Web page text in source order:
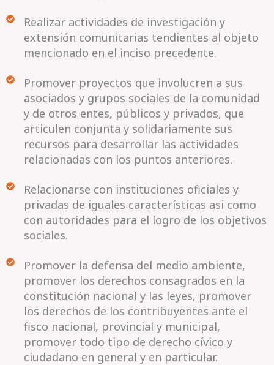
Realizar actividades de investigación y
extensión comunitarias tendientes al objeto
mencionado en el inciso precedente.
Promover proyectos que involucren a sus
asociados y grupos sociales de la comunidad
y de otros entes, públicos y privados, que
articulen conjunta y solidariamente sus
recursos para desarrollar las actividades
relacionadas con los puntos anteriores.
Relacionarse con instituciones oficiales y
privadas de iguales características asi como
con autoridades para el logro de los objetivos
sociales.
Promover la defensa del medio ambiente,
promover los derechos consagrados en la
constitución nacional y las leyes, promover
los derechos de los contribuyentes ante el
fisco nacional, provincial y municipal,
promover todo tipo de derecho cívico y
ciudadano en general y en particular.